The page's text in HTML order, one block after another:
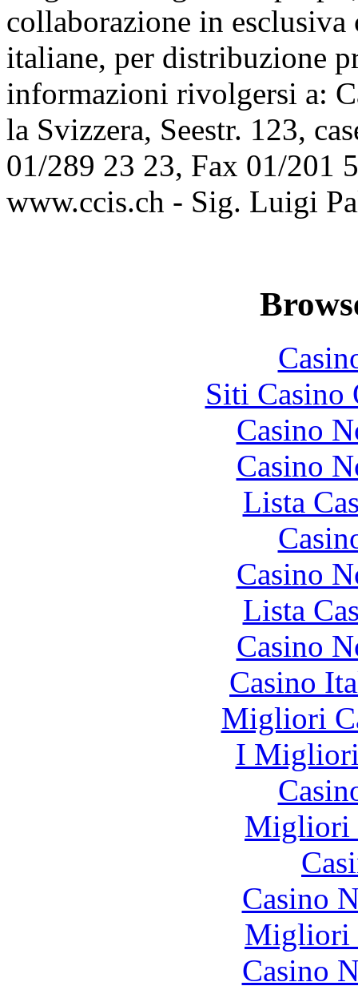
collaborazione in
italiane, per distribuzione
informazioni rivolgersi a:
la Svizzera, Seestr. 123,
01/289 23 23, Fax 01/201
www.ccis.ch - Sig. Luigi
Siti Casino
Casino
Casino
Lista
Casino
Lista
Casino
Casino
Migliori
I
Migliori
Casino
Migliori
Casino